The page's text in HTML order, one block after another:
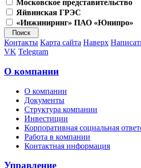
Московское представительство
Яйвинская ГРЭС
«Инжиниринг» ПАО «Юнипро»
Контакты Карта сайта Наверх
VK Telegram
О компании
О компании
Документы
Структура компании
Инвестиции
Корпоративная социальная
Работа в компании
Контактная информация
Управление